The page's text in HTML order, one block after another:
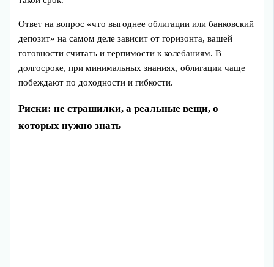
Ответ на вопрос «что выгоднее облигации или банковский
депозит» на самом деле зависит от горизонта, вашей
готовности считать и терпимости к колебаниям. В
долгосроке, при минимальных знаниях, облигации чаще
побеждают по доходности и гибкости.
Риски: не страшилки, а реальные вещи, о
которых нужно знать